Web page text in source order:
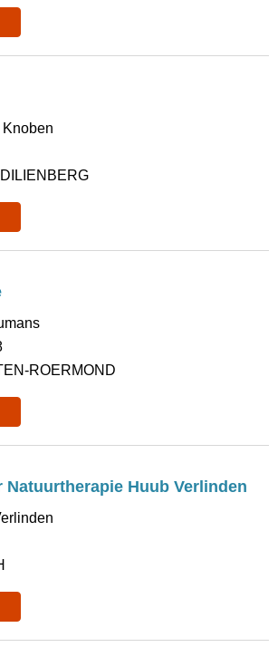
Knoben
ROERMOND
Natuurtherapie Huub Verlinden